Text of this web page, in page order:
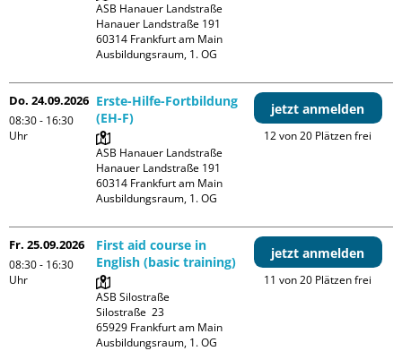
ASB Hanauer Landstraße
Hanauer Landstraße 191
60314 Frankfurt am Main
Ausbildungsraum, 1. OG
Do. 24.09.2026
08:30 - 16:30
Uhr
Erste-Hilfe-Fortbildung
(EH-F)
ASB Hanauer Landstraße
Hanauer Landstraße 191
60314 Frankfurt am Main
Ausbildungsraum, 1. OG
jetzt anmelden
12 von 20 Plätzen frei
Fr. 25.09.2026
08:30 - 16:30
Uhr
First aid course in
English (basic training)
ASB Silostraße
Silostraße  23
65929 Frankfurt am Main
Ausbildungsraum, 1. OG
jetzt anmelden
11 von 20 Plätzen frei